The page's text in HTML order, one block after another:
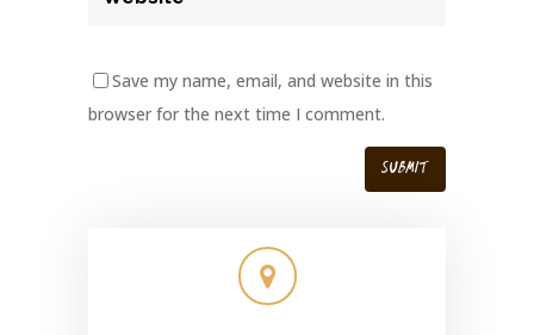
Save my name, email, and website in this
browser for the next time I comment.